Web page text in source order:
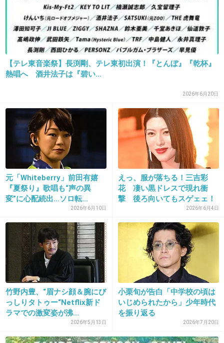
livedoor.blogimg.jp/wasabeefchan/imgs/5/f/5f3ff1b9.jpg
+4 -34
27. 匿名 2014/10/17(金) 11:11:41
強運の持ち主なのか、裏で何かが動いてるの
実力ではないのは確かだよ
+295 -25
2014/10/17(金) 11:11:51
大島優子に続いて前田敦子も柴咲コウに公開処
刑されるわけだｗ
出典：stat.ameba.jp
+575 -30
【テレ東音楽祭】長渕剛、テレ東初出演！『とんぼ』『乾杯』
熱唱へ 酒井法子は『碧い...
2026年6月20日
元「Whiteberry」前田有嬉
『夏祭り』歌唱も“声の異
変”に心配続出…ソロ転...
2026年6月10日
えっ、服が落ちる！三吉彩
花 凄い黒ドレスで現れ衝
撃 後ろ向いてもスゲェェ！
2026年6月4日
竹野内豊、“眉ナシ顔＆腕にび
っしりタトゥー“Netflix新ド
ラマでの激変姿が沸...
2026年5月13日
小栗旬が告白「中学校の頃は
いじめられたから」少年時代
を振り返る
2026年7月20日